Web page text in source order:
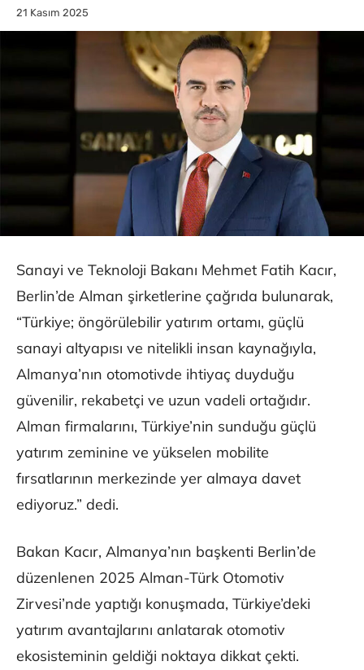
21 Kasım 2025
Sanayi ve Teknoloji Bakanı Mehmet Fatih Kacır,
Berlin’de Alman şirketlerine çağrıda bulunarak,
“Türkiye; öngörülebilir yatırım ortamı, güçlü
sanayi altyapısı ve nitelikli insan kaynağıyla,
Almanya’nın otomotivde ihtiyaç duyduğu
güvenilir, rekabetçi ve uzun vadeli ortağıdır.
Alman firmalarını, Türkiye’nin sunduğu güçlü
yatırım zeminine ve yükselen mobilite
fırsatlarının merkezinde yer almaya davet
ediyoruz.” dedi.
Bakan Kacır, Almanya’nın başkenti Berlin’de
düzenlenen 2025 Alman-Türk Otomotiv
Zirvesi’nde yaptığı konuşmada, Türkiye’deki
yatırım avantajlarını anlatarak otomotiv
ekosisteminin geldiği noktaya dikkat çekti.